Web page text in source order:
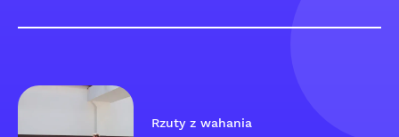
Rzuty z wahania